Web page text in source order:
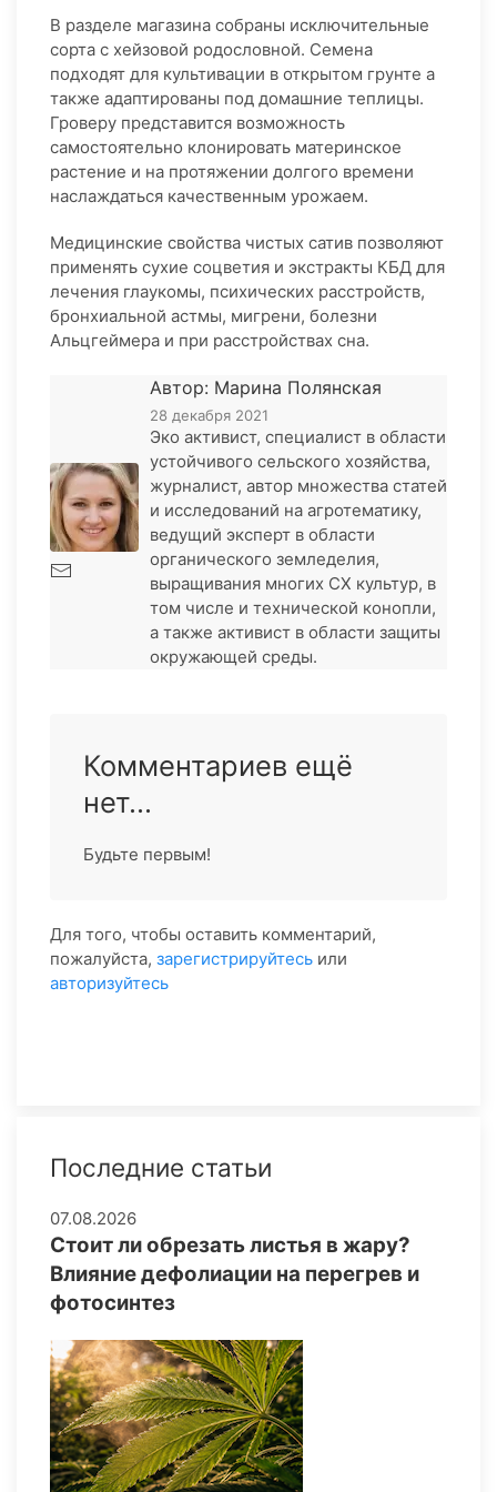
В разделе магазина собраны исключительные
сорта с хейзовой родословной. Семена
подходят для культивации в открытом грунте а
также адаптированы под домашние теплицы.
Гроверу представится возможность
самостоятельно клонировать материнское
растение и на протяжении долгого времени
наслаждаться качественным урожаем.
Медицинские свойства чистых сатив позволяют
применять сухие соцветия и экстракты КБД для
лечения глаукомы, психических расстройств,
бронхиальной астмы, мигрени, болезни
Альцгеймера и при расстройствах сна.
Автор: Марина Полянская
28 декабря 2021
Эко активист, специалист в области
устойчивого сельского хозяйства,
журналист, автор множества статей
и исследований на агротематику,
ведущий эксперт в области
органического земледелия,
выращивания многих СХ культур, в
том числе и технической конопли,
а также активист в области защиты
окружающей среды.
Комментариев ещё
нет...
Будьте первым!
Для того, чтобы оставить комментарий,
пожалуйста, зарегистрируйтесь или
авторизуйтесь
Последние статьи
07.08.2026
Стоит ли обрезать листья в жару?
Влияние дефолиации на перегрев и
фотосинтез